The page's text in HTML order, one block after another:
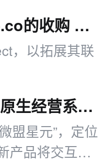
沃尔玛完成对流媒体广告平台Vibe.co的收购 对价为14亿美元
，以拓展其联
微盟WAI升级为"微盟星元" 开启AI原生经营系统内测
盟星元”，定位
产品将交互从